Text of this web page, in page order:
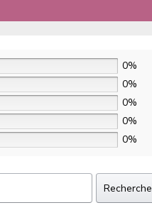
0%
0%
0%
0%
0%
Recherche